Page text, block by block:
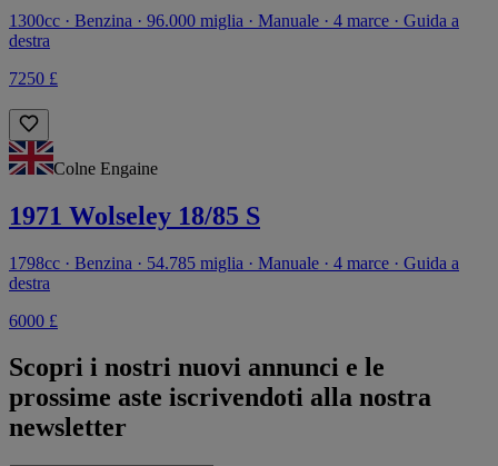
1300cc · Benzina · 96.000 miglia · Manuale · 4 marce · Guida a
destra
7250 £
Colne Engaine
1971 Wolseley 18/85 S
1798cc · Benzina · 54.785 miglia · Manuale · 4 marce · Guida a
destra
6000 £
Scopri i nostri nuovi annunci e le
prossime aste iscrivendoti alla nostra
newsletter